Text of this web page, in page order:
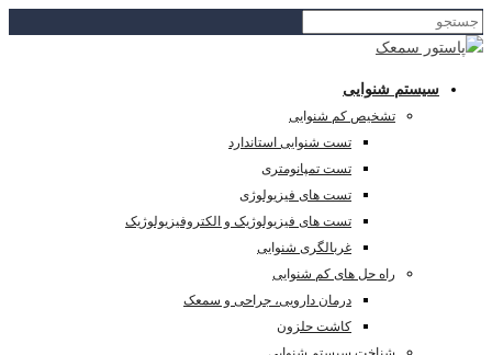
سیستم شنوایی
تشخیص کم شنوایی
تست شنوایی استاندارد
تست تمپانومتری
تست های فیزیولوژی
تست های فیزیولوژیک و الکتروفیزیولوژیک
غربالگری شنوایی
راه حل های کم شنوایی
درمان دارویی، جراحی و سمعک
کاشت حلزون